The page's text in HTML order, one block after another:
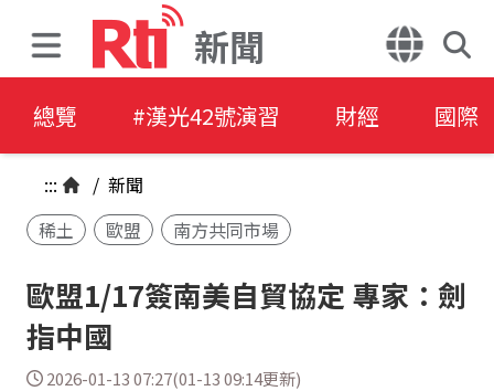
新聞
總覽 #漢光42號演習 財經 國際
::: / 新聞
稀土
歐盟 南方共同市場
歐盟1/17簽南美自貿協定 專家：劍
指中國
2026-01-13 07:27(01-13 09:14更新)